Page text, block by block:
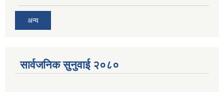
अन्य
सार्वजनिक सुनुवाई २०८०